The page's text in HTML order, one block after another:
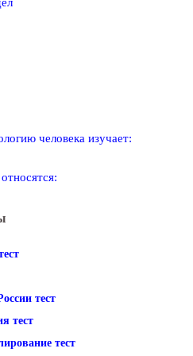
человека изучает:
тест
тест
тест